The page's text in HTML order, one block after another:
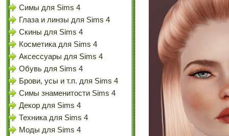
Симы для Sims 4
Глаза и линзы для Sims 4
Скины для Sims 4
Косметика для Sims 4
Аксессуары для Sims 4
Обувь для Sims 4
Брови, усы и т.п. для Sims 4
Симы знаменитости Sims 4
Декор для Sims 4
Техника для Sims 4
Моды для Sims 4